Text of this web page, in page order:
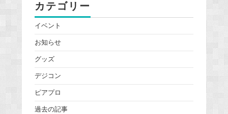
カテゴリー
イベント
お知らせ
グッズ
デジコン
ピアプロ
過去の記事